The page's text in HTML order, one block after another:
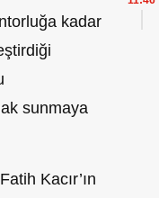
kadar
sunmaya
Kacır’ın